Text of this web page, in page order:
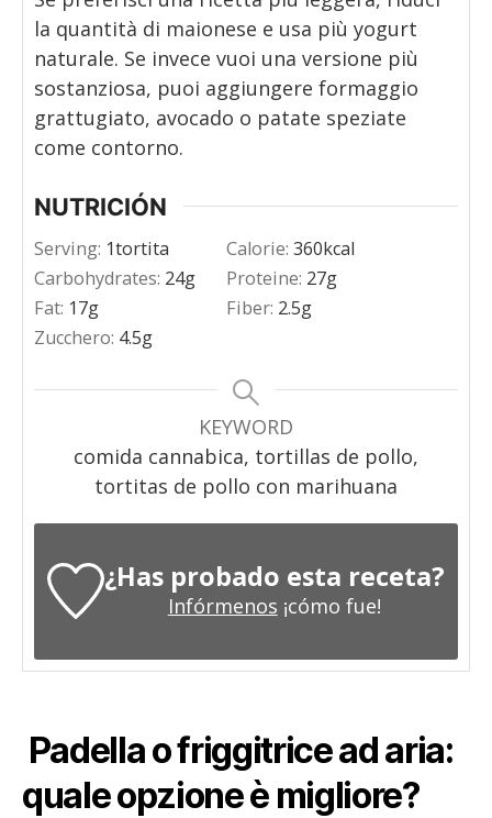
la quantità di maionese e usa più yogurt
naturale. Se invece vuoi una versione più
sostanziosa, puoi aggiungere formaggio
grattugiato, avocado o patate speziate
come contorno.
NUTRICIÓN
Serving: 1tortita Calorie: 360kcal
Carbohydrates: 24g Proteine: 27g
Fat: 17g Fiber: 2.5g
Zucchero: 4.5g
KEYWORD
comida cannabica, tortillas de pollo,
tortitas de pollo con marihuana
¿Has probado esta receta?
Infórmenos ¡cómo fue!
Padella o friggitrice ad aria:
quale opzione è migliore?